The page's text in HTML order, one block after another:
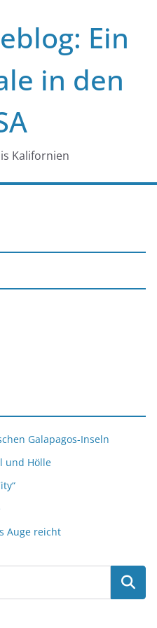
Ein
in den
Kalifornien
Galapagos-Inseln
und Hölle
Auge reicht